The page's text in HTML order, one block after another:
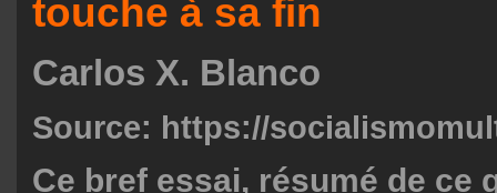
touche à sa fin
Carlos X. Blanco
Source: https://
Ce bref essai, résumé de ce